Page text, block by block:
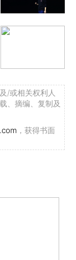
/或相关权利人
、摘编、复制及
，获得书面